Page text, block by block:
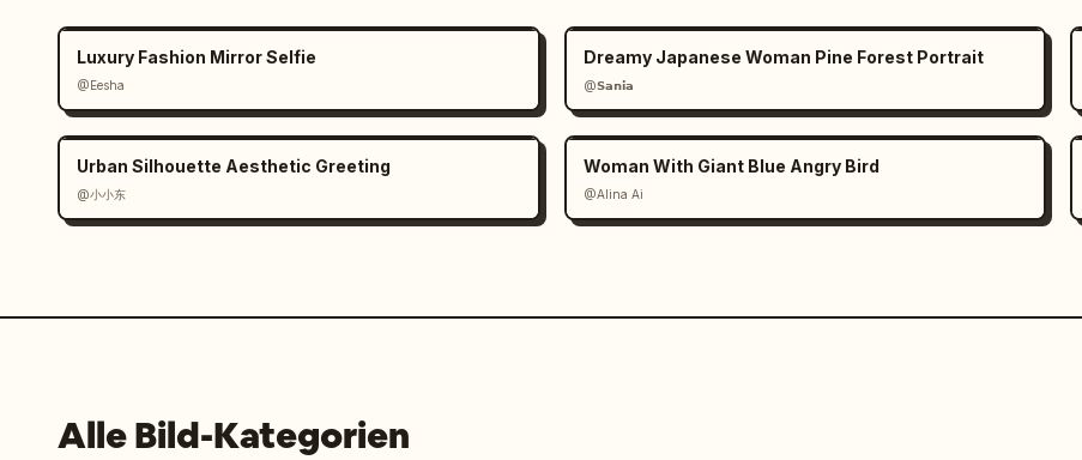
Luxury Fashion Mirror Selfie
@Eesha
Dreamy Japanese Woman Pine Forest Portrait
@𝗦𝗮𝗻𝗶𝗮
Urban Silhouette Aesthetic Greeting
@小小东
Woman With Giant Blue Angry Bird
@Alina Ai
Alle Bild-Kategorien